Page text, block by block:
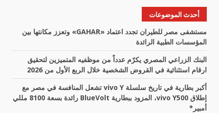
أحدث الموضوعات
مستشفى مصر للطيران تجدد اعتماد «GAHAR» وتعزز مكانتها بين
المؤسسات الطبية الرائدة
البنك الزراعي المصري يكرّم عدداً من موظفيه المتميزين لتحقيق
ارقام استثنائية في القروض الشخصية خلال الربع الأول من 2026
أكبر بطارية في تاريخ سلسلة vivo Y تشعل المنافسة في مصر مع
إطلاق vivo Y500، المزود ببطارية BlueVolt رائدة بسعة 8100 مللي
أمبير*